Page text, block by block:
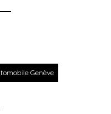
Genève